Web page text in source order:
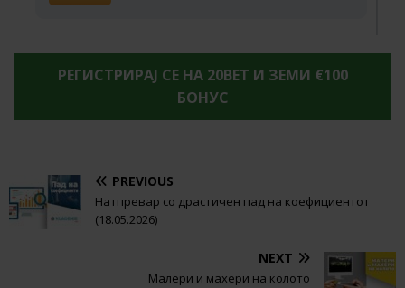
РЕГИСТРИРАЈ СЕ НА 20BET И ЗЕМИ €100
БОНУС
PREVIOUS
Натпревар со драстичен пад на коефициентот
(18.05.2026)
NEXT
Малери и махери на колото